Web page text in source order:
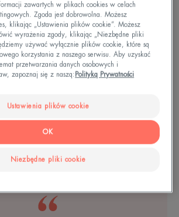
zawartych w plikach cookies w celach
Zgoda jest dobrowolna. Możesz
klikając „Ustawienia plików cookie”. Możesz
wyrażenia zgody, klikając „Niezbędne pliki
używać wyłącznie plików cookie, które są
korzystania z naszego serwisu. Aby uzyskać
przetwarzania danych osobowych i
zapoznaj się z naszą: Polityką Prywatności
Ustawienia plików cookie
Niezbędne pliki cookie
OK